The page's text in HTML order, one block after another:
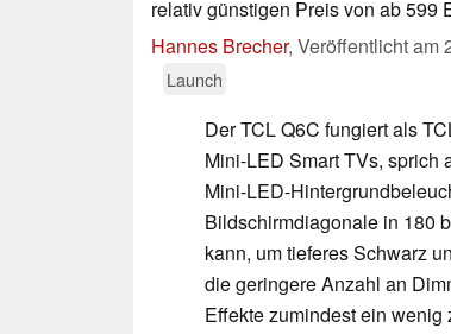
relativ günstigen Preis von ab 599
Hannes Brecher, Veröffentlicht am
Launch
Der TCL Q6C fungiert als
Mini-LED Smart TVs, sprich
Mini-LED-
Bildschirmdiagonale in 180
kann, um tieferes Schwarz
die geringere Anzahl an
Effekte zumindest ein wenig